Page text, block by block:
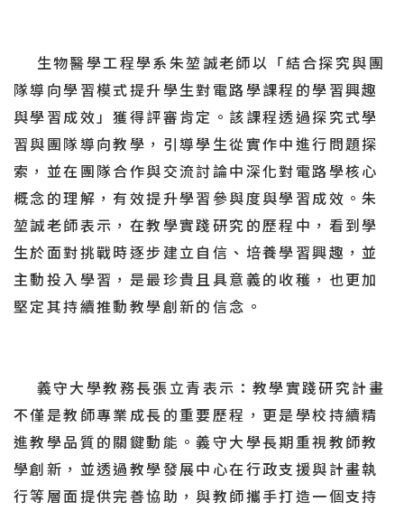
生物醫學工程學系朱堃誠老師以「結合探究與團
隊導向學習模式提升學生對電路學課程的學習興趣
與學習成效」獲得評審肯定。該課程透過探究式學
習與團隊導向教學，引導學生從實作中進行問題探
索，並在團隊合作與交流討論中深化對電路學核心
概念的理解，有效提升學習參與度與學習成效。朱
堃誠老師表示，在教學實踐研究的歷程中，看到學
生於面對挑戰時逐步建立自信、培養學習興趣，並
主動投入學習，是最珍貴且具意義的收穫，也更加
堅定其持續推動教學創新的信念。
義守大學教務長張立青表示：教學實踐研究計畫
不僅是教師專業成長的重要歷程，更是學校持續精
進教學品質的關鍵動能。義守大學長期重視教師教
學創新，並透過教學發展中心在行政支援與計畫執
行等層面提供完善協助，與教師攜手打造一個支持